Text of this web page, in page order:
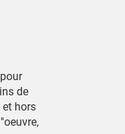
de
et hors